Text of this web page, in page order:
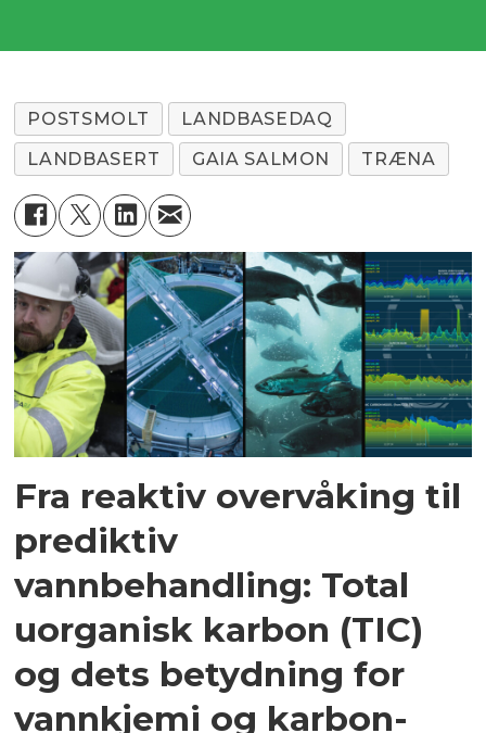
POSTSMOLT
LANDBASEDAQ
LANDBASERT
GAIA SALMON TRÆNA
Fra reaktiv overvåking til
prediktiv
vannbehandling: Total
uorganisk karbon (TIC)
og dets betydning for
vannkjemi og karbon­